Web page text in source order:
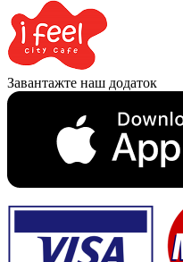
Завантажте наш додаток